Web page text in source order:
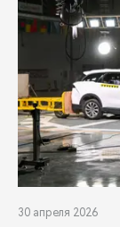
30 апреля 2026